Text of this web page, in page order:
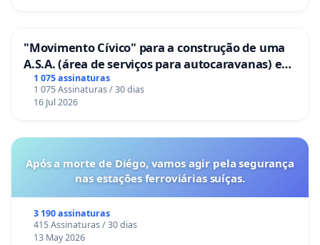
"Movimento Cívico" para a construção de uma
A.S.A. (área de serviços para autocaravanas) em
Coimbra
1 075 assinaturas
1 075 Assinaturas / 30 dias
16 Jul 2026
Após a morte de Diégo, vamos agir pela segurança
nas estações ferroviárias suíças.
3 190 assinaturas
415 Assinaturas / 30 dias
13 May 2026